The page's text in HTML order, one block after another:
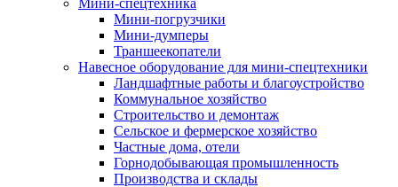
Мини-спецтехника
Мини-погрузчики
Мини-думперы
Траншеекопатели
Навесное оборудование для мини-спецтехники
Ландшафтные работы и благоустройство
Коммунальное хозяйство
Строительство и демонтаж
Сельское и фермерское хозяйство
Частные дома, отели
Горнодобывающая промышленность
Производства и склады